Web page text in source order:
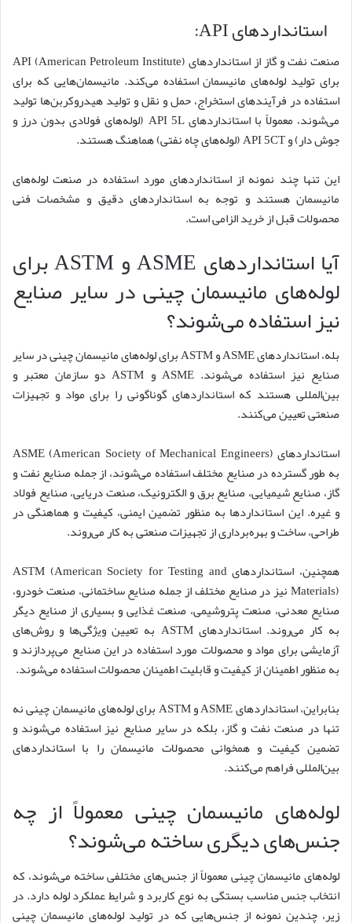
استانداردهای API:
صنعت نفت و گاز از استانداردهای API (American Petroleum Institute)
برای تولید لوله‌های مانیسمان استفاده می‌کند. مانیسمان‌هایی که برای
استفاده در فرآیندهای استخراج، حمل و نقل و تولید هیدروکربن‌ها تولید
می‌شوند، معمولاً با استانداردهای API 5L (لوله‌های فولادی بدون درز و
جوش دار) و API 5CT (لوله‌های چاه نفتی) هماهنگ هستند.
این تنها چند نمونه از استانداردهای مورد استفاده در صنعت لوله‌های
مانیسمان هستند و توجه به استانداردهای دقیق و مشخصات فنی
محصولات قبل از خرید الزامی است.
آیا استانداردهای ASME و ASTM برای
لوله‌های مانیسمان چینی در سایر صنایع
نیز استفاده می‌شوند؟
بله، استانداردهای ASME و ASTM برای لوله‌های مانیسمان چینی در سایر
صنایع نیز استفاده می‌شوند. ASME و ASTM دو سازمان معتبر و
بین‌المللی هستند که استانداردهای گوناگونی را برای مواد و تجهیزات
صنعتی تعیین می‌کنند.
استانداردهای ASME (American Society of Mechanical Engineers)
به طور گسترده در صنایع مختلف استفاده می‌شوند، از جمله صنایع نفت و
گاز، صنایع شیمیایی، صنایع برق و الکترونیک، صنعت دریایی، صنایع فولاد
و غیره. این استانداردها به منظور تضمین ایمنی، کیفیت و هماهنگی در
طراحی، ساخت و بهره‌برداری از تجهیزات صنعتی به کار می‌روند.
همچنین، استانداردهای ASTM (American Society for Testing and
Materials) نیز در صنایع مختلف از جمله صنایع ساختمانی، صنعت خودرو،
صنایع معدنی، صنعت پتروشیمی، صنعت غذایی و بسیاری از صنایع دیگر
به کار می‌روند. استانداردهای ASTM به تعیین ویژگی‌ها و روش‌های
آزمایشی برای مواد و محصولات مورد استفاده در این صنایع می‌پردازند و
به منظور اطمینان از کیفیت و قابلیت اطمینان محصولات استفاده می‌شوند.
بنابراین، استانداردهای ASME و ASTM برای لوله‌های مانیسمان چینی نه
تنها در صنعت نفت و گاز، بلکه در سایر صنایع نیز استفاده می‌شوند و
تضمین کیفیت و همخوانی محصولات مانیسمان را با استانداردهای
بین‌المللی فراهم می‌کنند.
لوله‌های مانیسمان چینی معمولاً از چه
جنس‌های دیگری ساخته می‌شوند؟
لوله‌های مانیسمان چینی معمولاً از جنس‌های مختلفی ساخته می‌شوند، که
انتخاب جنس مناسب بستگی به نوع کاربرد و شرایط عملکرد لوله دارد. در
زیر، چندین نمونه از جنس‌هایی که در تولید لوله‌های مانیسمان چینی